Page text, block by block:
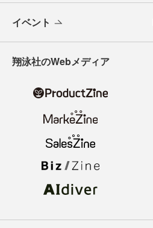
イベント
翔泳社のWebメディア